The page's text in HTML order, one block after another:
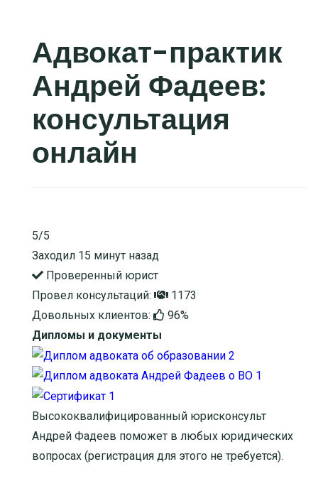
Адвокат-практик
Андрей Фадеев:
консультация
онлайн
5/5
Заходил 15 минут назад
Проверенный юрист
Провел консультаций:
1173
Довольных клиентов:
96%
Дипломы и документы
Высококвалифицированный юрисконсульт
Андрей Фадеев поможет в любых юридических
вопросах (регистрация для этого не требуется).